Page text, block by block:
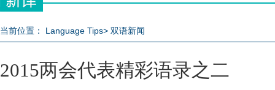
当前位置： Language Tips> 双语新闻
2015两会代表精彩语录之二